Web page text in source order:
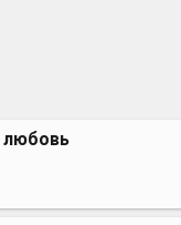
любовь